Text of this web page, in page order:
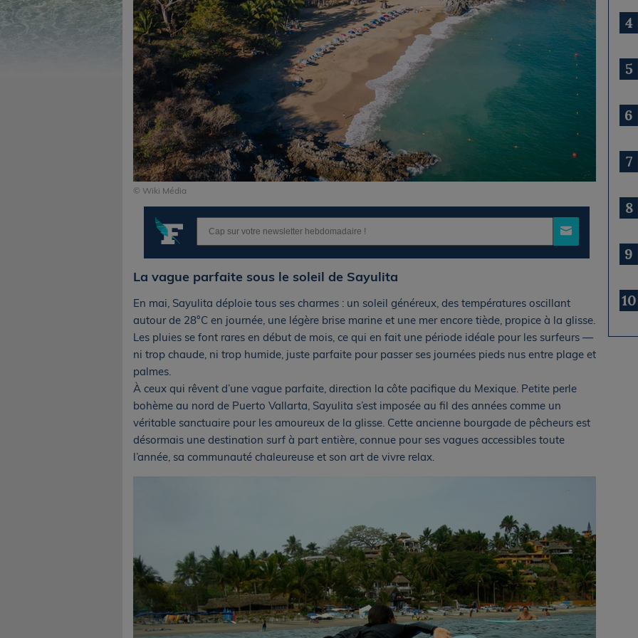
© Wiki Média
La vague parfaite sous le soleil de Sayulita
En mai, Sayulita déploie tous ses charmes : un soleil généreux, des températures oscillant
autour de 28°C en journée, une légère brise marine et une mer encore tiède, propice à la glisse.
Les pluies se font rares en début de mois, ce qui en fait une période idéale pour les surfeurs —
ni trop chaude, ni trop humide, juste parfaite pour passer ses journées pieds nus entre plage et
palmes.
À ceux qui rêvent d’une vague parfaite, direction la côte pacifique du Mexique. Petite perle
bohème au nord de Puerto Vallarta, Sayulita s’est imposée au fil des années comme un
véritable sanctuaire pour les amoureux de la glisse. Cette ancienne bourgade de pêcheurs est
désormais une destination surf à part entière, connue pour ses vagues accessibles toute
l’année, sa communauté chaleureuse et son art de vivre relax.
4
5
6
7
8
9
10